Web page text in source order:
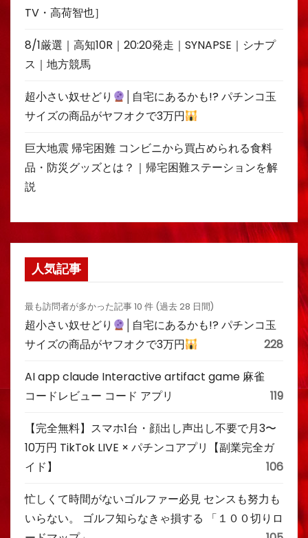
TV・高荷智也］
8/1厳選｜高知10R｜20:20発走｜SYNAPSE｜シナプ
ス｜地方競馬
超小さい奴せどり
│自宅にあるかも!? パチンコ玉
サイズの商品がヤフオクで3万円
巨大地震 帰宅困難 コンビニから買占められる食料
品・防災グッズとは？｜帰宅困難ステーションを解
説
人気記事
最も訪問者が多かった記事 10 件 (過去 28 日間)
超小さい奴せどり
│自宅にあるかも!? パチンコ玉
サイズの商品がヤフオクで3万円
228
AI app claude Interactive artifact game 麻雀
コードレビュー コード アプリ
119
【完全無料】スマホ1台・顔出し声出し不要で月3〜
10万円 TikTok LIVE × パチンコアプリ【副業完全ガ
イド】
106
忙しくて時間がないゴルファー必見 センスも努力も
いらない。 ゴルフ知らなきゃ損する 「１００切りロ